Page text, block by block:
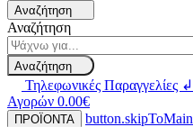
Αναζήτηση
Αναζήτηση
Αναζήτηση
Τηλεφωνικές Παραγγελίες ↲
Αγορών 0.00€
ΠΡΟΪΟΝΤΑ button.skipToMain